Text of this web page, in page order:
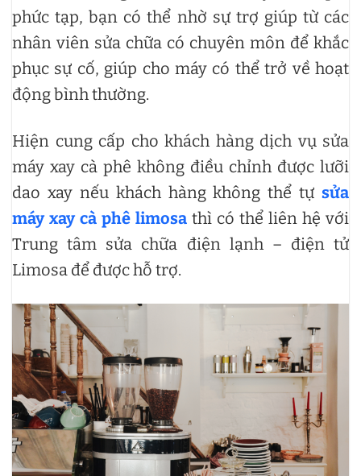
phức tạp, bạn có thể nhờ sự trợ giúp từ các
nhân viên sửa chữa có chuyên môn để khắc
phục sự cố, giúp cho máy có thể trở về hoạt
động bình thường.
Hiện cung cấp cho khách hàng dịch vụ sửa
máy xay cà phê không điều chỉnh được lưỡi
dao xay nếu khách hàng không thể tự sửa
máy xay cà phê limosa thì có thể liên hệ với
Trung tâm sửa chữa điện lạnh – điện tử
Limosa để được hỗ trợ.